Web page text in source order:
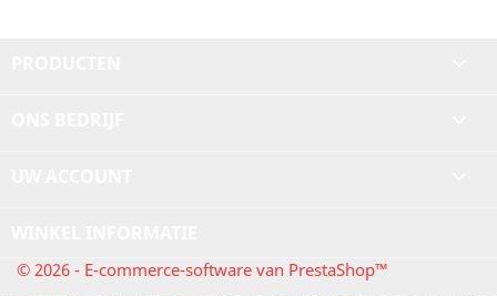
© 2026 - E-commerce-software van PrestaShop™